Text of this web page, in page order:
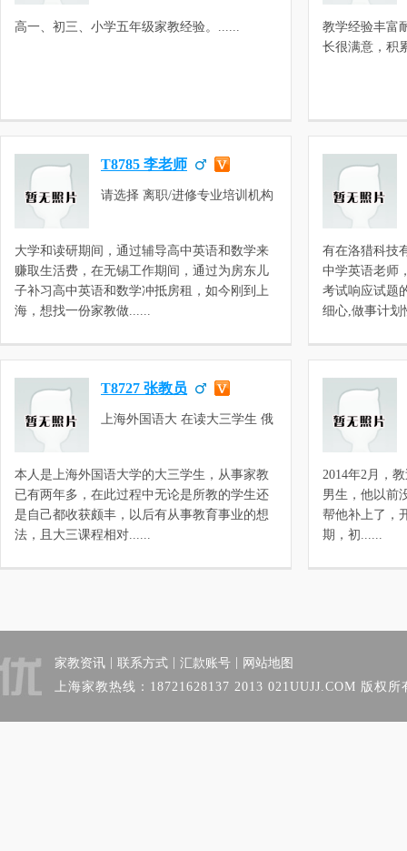
高一、初三、小学五年级家教经验。......
教学经验丰富
长很满意，积
T8785 李老师
请选择 离职/进修专业培训机构
学，三校生数学，三校生英语，
高中数学，高中英语，职称英语
考试，高三数学，高三英语
大学和读研期间，通过辅导高中英语和数学来
赚取生活费，在无锡工作期间，通过为房东儿
子补习高中英语和数学冲抵房租，如今刚到上
海，想找一份家教做......
有在洛猎科技
中学英语老师
考试响应试题
细心,做事计划
T8727 张教员
上海外国语大 在读大三学生 俄
本人是上海外国语大学的大三学生，从事家教
已有两年多，在此过程中无论是所教的学生还
是自己都收获颇丰，以后有从事教育事业的想
法，且大三课程相对......
2014年2月，
男生，他以前
帮他补上了，
期，初......
家教资讯 联系方式 汇款账号
网站地图
上海家教热线：18721628137 2013 021UUJJ.COM 版权